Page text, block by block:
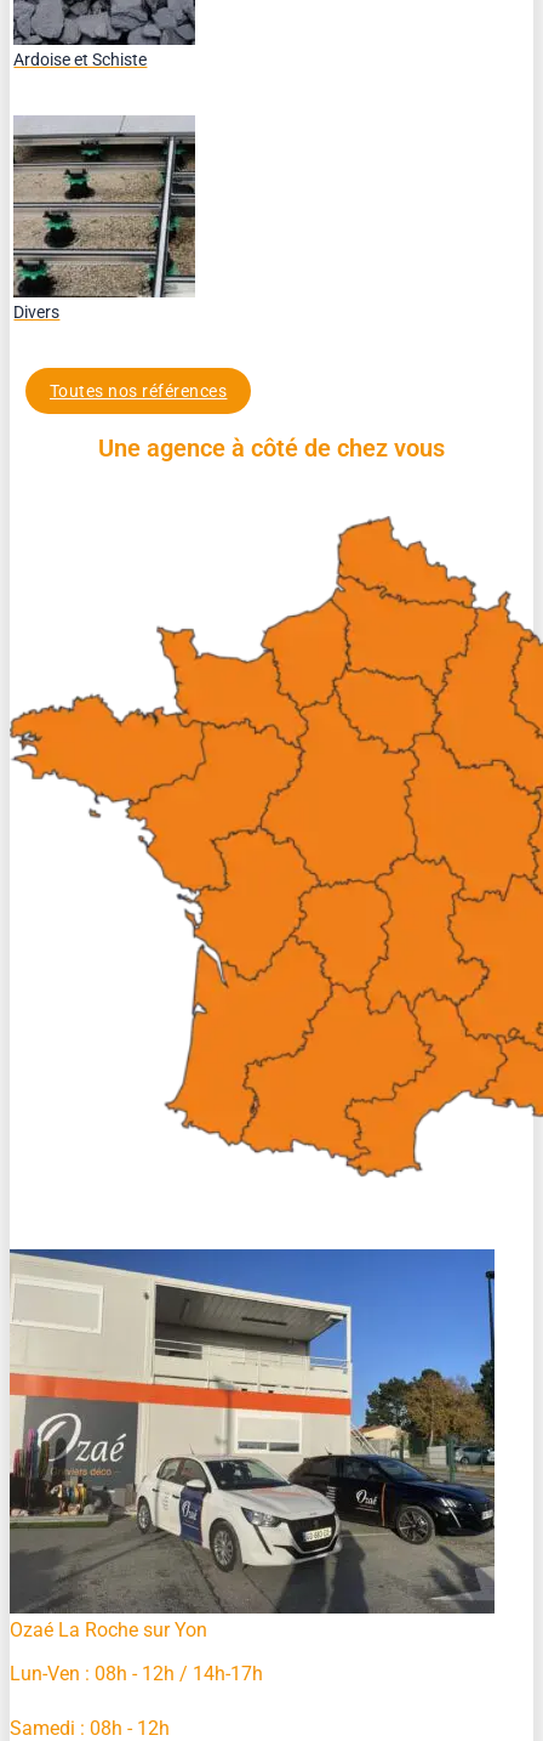
Ardoise et Schiste
Divers
Toutes nos références
Une agence à côté de chez vous
Ozaé La Roche sur Yon
Lun-Ven : 08h - 12h / 14h-17h
Samedi : 08h - 12h